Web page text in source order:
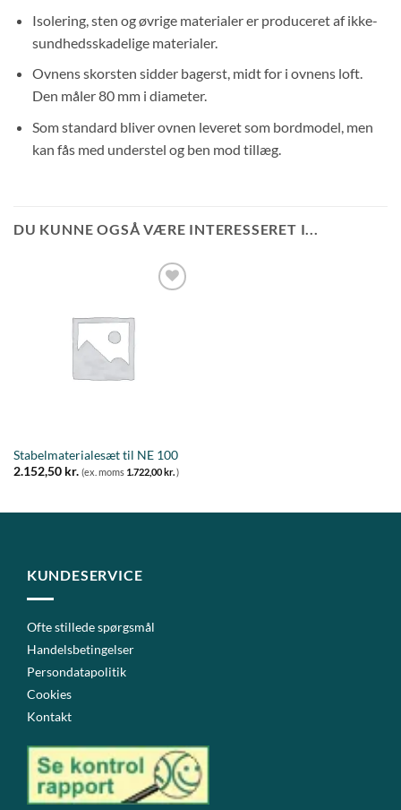
Isolering, sten og øvrige materialer er produceret af ikke-
sundhedsskadelige materialer.
Ovnens skorsten sidder bagerst, midt for i ovnens loft.
Den måler 80 mm i diameter.
Som standard bliver ovnen leveret som bordmodel, men
kan fås med understel og ben mod tillæg.
DU KUNNE OGSÅ VÆRE INTERESSERET I...
Stabelmaterialesæt til NE 100
2.152,50 kr. (ex. moms 1.722,00 kr.)
KUNDESERVICE
Ofte stillede spørgsmål
Handelsbetingelser
Persondatapolitik
Cookies
Kontakt